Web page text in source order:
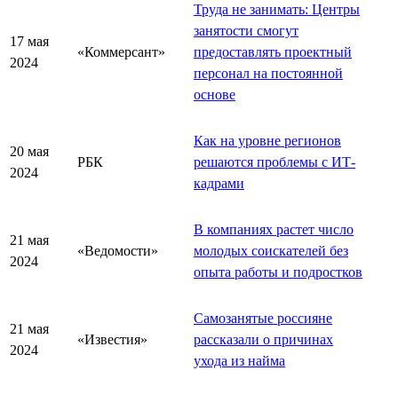
17 мая
2024
«Коммерсант»
Труда не занимать: Центры
занятости смогут
предоставлять проектный
персонал на постоянной
основе
20 мая
2024
РБК
Как на уровне регионов
решаются проблемы с ИТ-
кадрами
21 мая
2024
«Ведомости»
В компаниях растет число
молодых соискателей без
опыта работы и подростков
21 мая
2024
«Известия»
Самозанятые россияне
рассказали о причинах
ухода из найма